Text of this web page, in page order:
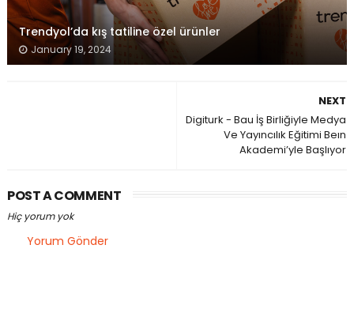
Trendyol’da kış tatiline özel ürünler
January 19, 2024
NEXT
Digiturk - Bau İş Birliğiyle Medya
Ve Yayıncılık Eğitimi Beın
Akademi’yle Başlıyor
POST A COMMENT
Hiç yorum yok
Yorum Gönder